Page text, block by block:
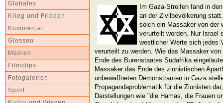
Globales
Krieg und Frieden
Kommentar
Glossen
Medien
Filmclips
Fotogalerien
Sport
Im Gaza-Streifen fand in
an der Zivilbevölkerung
solch ein Massaker von der
verurteilt worden. Nur Israel
westlicher Werte sich jedes
verurteilt zu werden. Wie das Massaker
Ende des Burenstaates Südafrika
Massaker das Ende des zionistischen
unbewaffneten Demonstranten in Gaza
Propagandaproblematik für die Zionisten
Darstellungen wie "die Hamas, die Frauen